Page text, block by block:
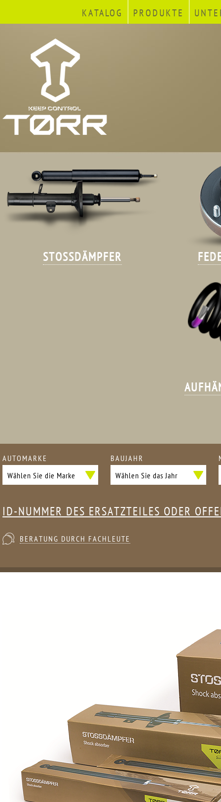
KATALOG PRODUKTE
STOSSDÄMPFER
AUTOMARKE BAUJAHR
ID-NUMMER DES ERSATZTEILES ODER
BERATUNG DURCH FACHLEUTE